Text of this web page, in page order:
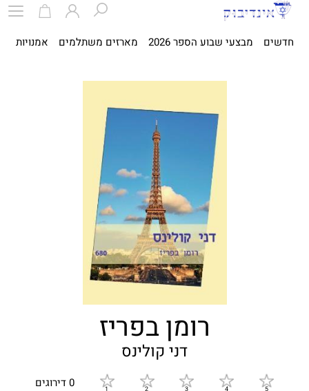
חדשים מבצעי שבוע הספר 2026 מארזים משתלמים אמנויות
רומן בפריז
דני קולינס
0 דירוגים